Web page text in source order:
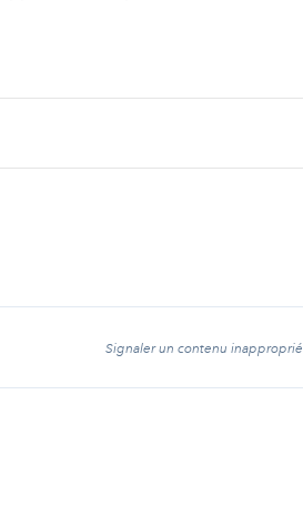
Signaler un contenu inapproprié